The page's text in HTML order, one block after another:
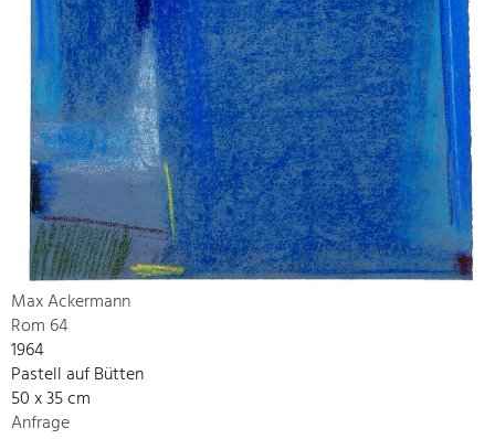
Max Ackermann
Rom 64
1964
Pastell auf Bütten
50 x 35 cm
Anfrage